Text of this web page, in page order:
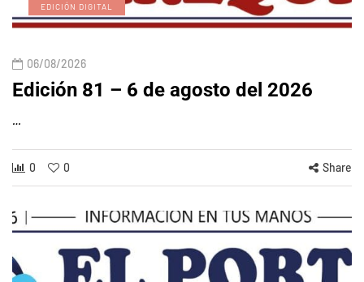
EDICIÓN DIGITAL
06/08/2026
Edición 81 – 6 de agosto del 2026
…
0 0 Share